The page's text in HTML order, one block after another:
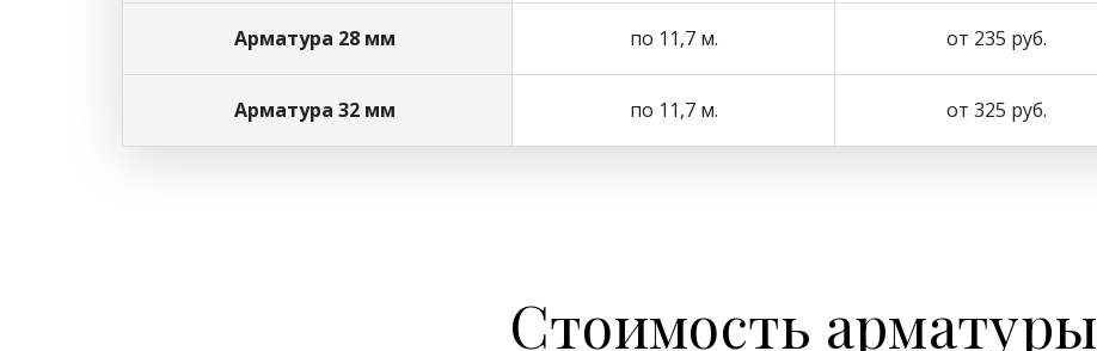
Арматура 28 мм по 11,7 м. от 235 руб.
Арматура 32 мм по 11,7 м. от 325 руб.
Стоимость арматуры